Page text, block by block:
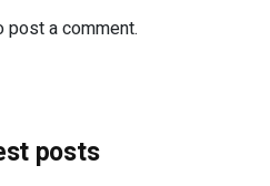
post a comment.
posts